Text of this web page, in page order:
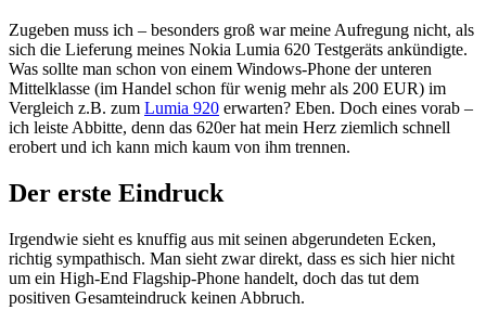
Zugeben muss ich – besonders groß war meine Aufregung nicht, als
sich die Lieferung meines Nokia Lumia 620 Testgeräts ankündigte.
Was sollte man schon von einem Windows-Phone der unteren
Mittelklasse (im Handel schon für wenig mehr als 200 EUR) im
Vergleich z.B. zum Lumia 920 erwarten? Eben. Doch eines vorab –
ich leiste Abbitte, denn das 620er hat mein Herz ziemlich schnell
erobert und ich kann mich kaum von ihm trennen.
Der erste Eindruck
Irgendwie sieht es knuffig aus mit seinen abgerundeten Ecken,
richtig sympathisch. Man sieht zwar direkt, dass es sich hier nicht
um ein High-End Flagship-Phone handelt, doch das tut dem
positiven Gesamteindruck keinen Abbruch.